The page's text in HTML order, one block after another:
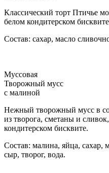
Классический торт Птичье
белом кондитерском
Состав: сахар, масло
Муссовая
Творожный мусс
с малиной
Нежный творожный мусс в
из творога, сметаны и
кондитерском бисквите.
Состав: малина, яйца, сахар,
сыр, творог, вода.